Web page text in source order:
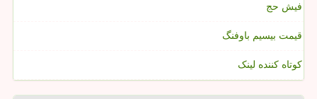
فیش حج
قیمت بیسیم باوفنگ
کوتاه کننده لینک